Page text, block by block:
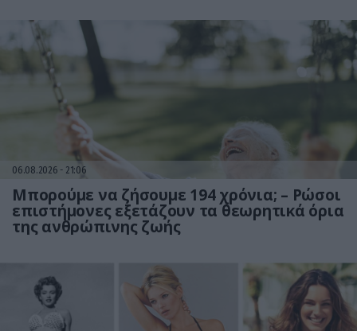
06.08.2026 21:06
Μπορούμε να ζήσουμε 194 χρόνια; – Ρώσοι
επιστήμονες εξετάζουν τα θεωρητικά όρια
της ανθρώπινης ζωής